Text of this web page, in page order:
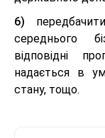
6)
середнього
відповідні
надається в
стану, тощо.